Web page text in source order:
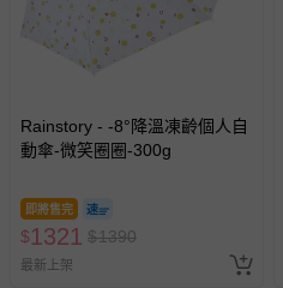
Rainstory - -8°降溫凍齡個人自
動傘-微笑圈圈-300g
即將售完
$1321 $1390
最新上架